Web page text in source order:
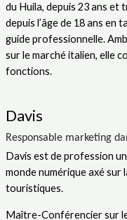
du Huila, depuis 23 ans et
depuis l’âge de 18 ans
guideprofessionnelle.
sur le marché italien, elle
fonctions.
Davis
Responsable marketing
Davis est de profession
monde numérique axésur
touristiques.
Maître-Conférencier sur